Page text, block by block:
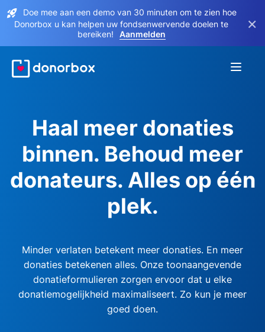
Doe mee aan een demo van 30 minuten om te zien hoe
Donorbox u kan helpen uw fondsenwervende doelen te
bereiken!
Aanmelden
×
Haal meer donaties
binnen. Behoud meer
donateurs. Alles op één
plek.
Minder verlaten betekent meer donaties. En meer
donaties betekenen alles. Onze toonaangevende
donatieformulieren zorgen ervoor dat u elke
donatiemogelijkheid maximaliseert. Zo kun je meer
goed doen.